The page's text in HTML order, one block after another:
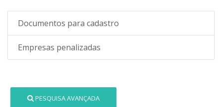
Documentos para cadastro
Empresas penalizadas
PESQUISA AVANÇADA